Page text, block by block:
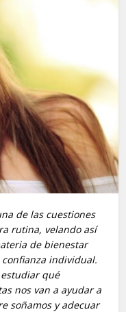
de las cuestiones
rutina, velando así
de bienestar
individual.
qué
nos van a ayudar a
soñamos y adecuar